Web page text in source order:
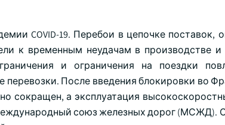
COVID-19. Перебои в цепочке поставок,
к временным неудачам в производстве и
и ограничения на поездки
После введения блокировки во
сокращен, а эксплуатация
союз железных дорог (МСЖД).